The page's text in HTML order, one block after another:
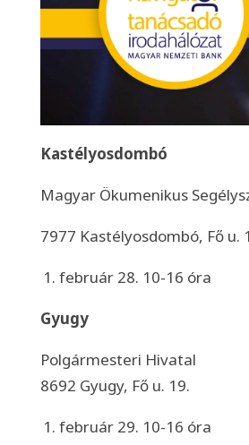
Kastélyosdombó
Magyar Ökumenikus
7977 Kastélyosdombó, Fő u.
február 28. 10-16 óra
Gyugy
Polgármesteri Hivatal
8692 Gyugy, Fő u. 19.
február 29. 10-16 óra